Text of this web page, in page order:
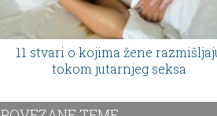
11 stvari o kojima žene
tokom jutarnjeg seksa